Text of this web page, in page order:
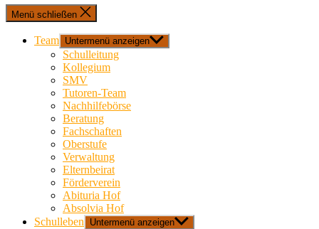
Menü schließen
Team Untermenü anzeigen
Schulleitung
Kollegium
SMV
Tutoren-Team
Nachhilfebörse
Beratung
Fachschaften
Oberstufe
Verwaltung
Elternbeirat
Förderverein
Abituria Hof
Absolvia Hof
Schulleben
Untermenü anzeigen